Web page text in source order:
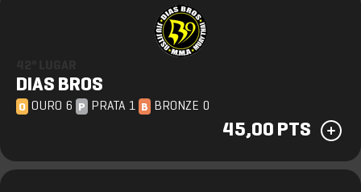
DIAS BROS
O OURO 6 P PRATA 1 B BRONZE 0
45,00 PTS